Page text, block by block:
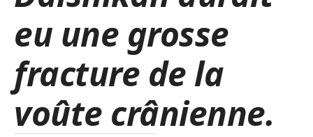
eu une grosse
fracture de la
voûte crânienne.